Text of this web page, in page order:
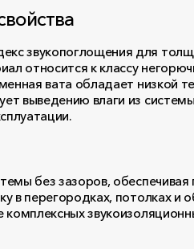
звукопоглощения для
относится к классу
вата обладает
выведению влаги из
без зазоров,
в перегородках, потолках